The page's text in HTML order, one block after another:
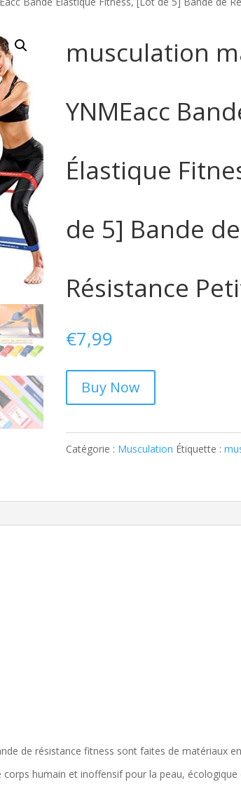
musculation
YNMEacc
Élastique
de 5] Bande de
Résistance
€7,99
Buy Now
Catégorie : Musculation Étiquette :
de résistance fitness sont faites de matériaux
humain et inoffensif pour la peau, écologique